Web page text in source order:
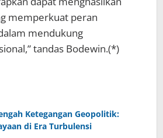
memperkuat peran
mendukung
tandas Bodewin.(*)
Ketegangan Geopolitik:
di Era Turbulensi